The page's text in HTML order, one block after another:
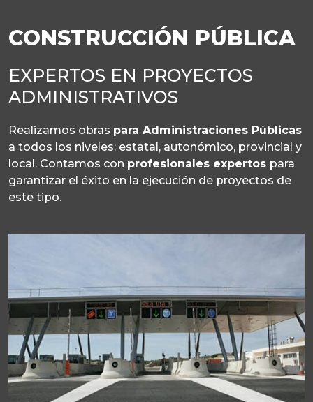
CONSTRUCCIÓN PÚBLICA
EXPERTOS EN PROYECTOS
ADMINISTRATIVOS
Realizamos obras para Administraciones Públicas
a todos los niveles: estatal, autonómico, provincial y
local. Contamos con profesionales expertos para
garantizar el éxito en la ejecución de proyectos de
este tipo.